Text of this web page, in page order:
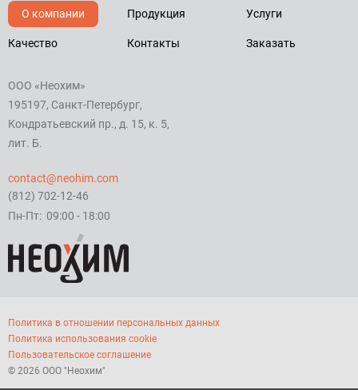
О компании Продукция Услуги
Качество Контакты Заказать
ООО «Неохим»
195197, Санкт-Петербург,
Кондратьевский пр., д. 15, к. 5,
лит. Б.
contact@neohim.com
(812) 702-12-46
Пн-Пт: 09:00 - 18:00
Политика в отношении персональных данных
Политика использования cookie
Пользовательское соглашение
© 2026 ООО "Неохим"